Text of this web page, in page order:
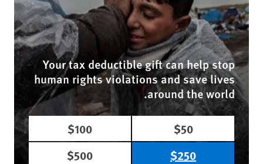
Your tax deductible gift can help stop
human rights violations and save lives
around the world.
$50
$100
$250
$500